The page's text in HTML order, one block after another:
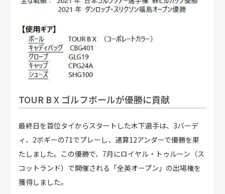
TOUR B X ゴルフボールが優勝に貢献
最終日を首位タイからスタートした木下選手は、3バーデ
ィ、2ボギーの71でプレーし、通算12アンダーで優勝を果
たしました。この優勝で、7月にロイヤル・トゥルーン（ス
コットランド）で開催される「全英オープン」の出場権を
獲得しました。